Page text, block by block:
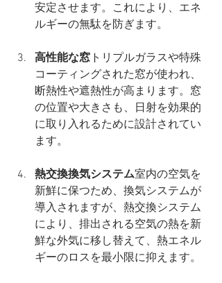
安定させます。これにより、エネ
ルギーの無駄を防ぎます。
高性能な窓 トリプルガラスや特殊
コーティングされた窓が使われ、
断熱性や遮熱性が高まります。窓
の位置や大きさも、日射を効果的
に取り入れるために設計されてい
ます。
熱交換換気システム室内の空気を
新鮮に保つため、換気システムが
導入されますが、熱交換システム
により、排出される空気の熱を新
鮮な外気に移し替えて、熱エネル
ギーのロスを最小限に抑えます。